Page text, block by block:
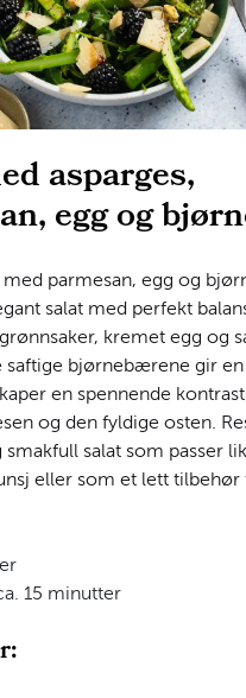
asparges,
egg og
med parmesan, egg og
salat med perfekt
kremet egg og
saftige bjørnebærene gir
en spennende
og den fyldige osten.
salat som passer
eller som et lett tilbehør
15 minutter